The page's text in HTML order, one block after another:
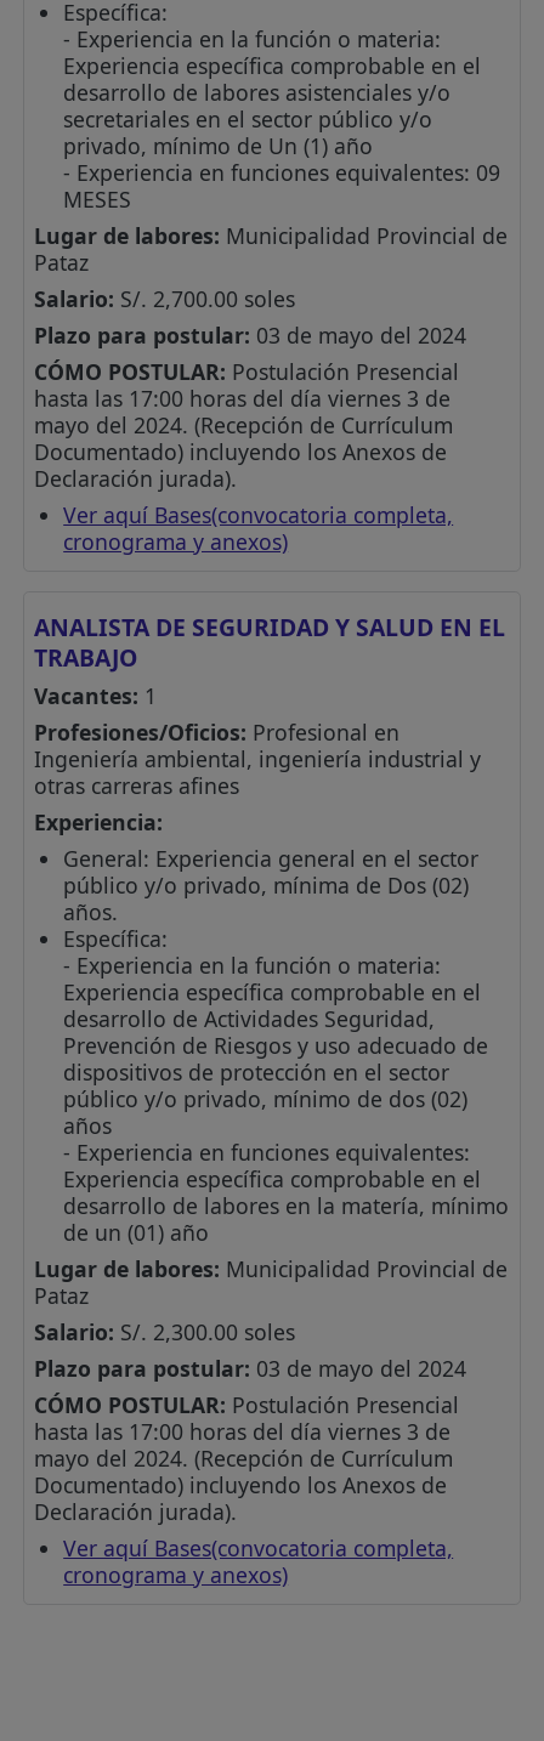
Específica:
- Experiencia en la función o materia:
Experiencia específica comprobable en el
desarrollo de labores asistenciales y/o
secretariales en el sector público y/o
privado, mínimo de Un (1) año
- Experiencia en funciones equivalentes: 09
MESES
Lugar de labores: Municipalidad Provincial de
Pataz
Salario: S/. 2,700.00 soles
Plazo para postular: 03 de mayo del 2024
CÓMO POSTULAR: Postulación Presencial
hasta las 17:00 horas del día viernes 3 de
mayo del 2024. (Recepción de Currículum
Documentado) incluyendo los Anexos de
Declaración jurada).
Ver aquí Bases(convocatoria completa,
cronograma y anexos)
ANALISTA DE SEGURIDAD Y SALUD EN EL
TRABAJO
Vacantes: 1
Profesiones/Oficios: Profesional en
Ingeniería ambiental, ingeniería industrial y
otras carreras afines
Experiencia:
General: Experiencia general en el sector
público y/o privado, mínima de Dos (02)
años.
Específica:
- Experiencia en la función o materia:
Experiencia específica comprobable en el
desarrollo de Actividades Seguridad,
Prevención de Riesgos y uso adecuado de
dispositivos de protección en el sector
público y/o privado, mínimo de dos (02)
años
- Experiencia en funciones equivalentes:
Experiencia específica comprobable en el
desarrollo de labores en la matería, mínimo
de un (01) año
Lugar de labores: Municipalidad Provincial de
Pataz
Salario: S/. 2,300.00 soles
Plazo para postular: 03 de mayo del 2024
CÓMO POSTULAR: Postulación Presencial
hasta las 17:00 horas del día viernes 3 de
mayo del 2024. (Recepción de Currículum
Documentado) incluyendo los Anexos de
Declaración jurada).
Ver aquí Bases(convocatoria completa,
cronograma y anexos)